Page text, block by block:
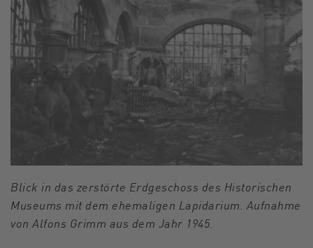
Blick in das zerstörte Erdgeschoss des Historischen
Museums mit dem ehemaligen Lapidarium. Aufnahme
von Alfons Grimm aus dem Jahr 1945.